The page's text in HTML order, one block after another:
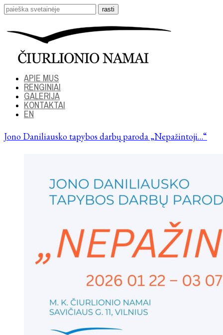
APIE MUS
RENGINIAI
GALERIJA
KONTAKTAI
EN
Jono Daniliausko tapybos darbų paroda „Nepažintoji…“